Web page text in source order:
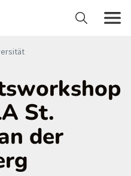
St.
der